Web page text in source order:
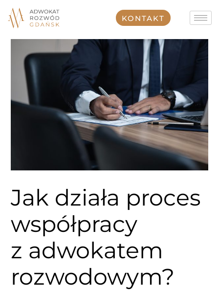
treści
KONTAKT
Jak działa proces
współpracy
z adwokatem
rozwodowym?